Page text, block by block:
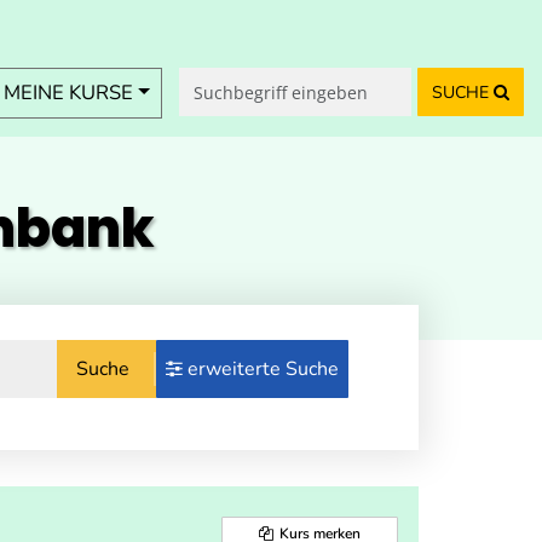
KURSE SUCHE
Suche erweiterte Suche
Kurs merken